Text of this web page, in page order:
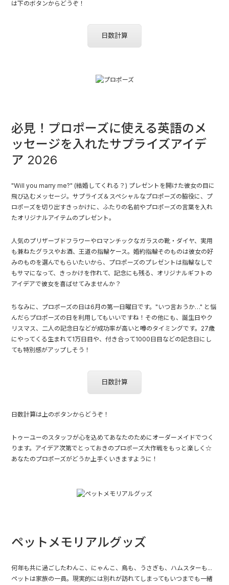
は下のボタンからどうぞ！
日数計算
必見！プロポーズに使える英語のメ
ッセージを入れたサプライズアイデ
ア 2026
"Will you marry me?" (結婚してくれる？) プレゼントを開けた彼女の目に
飛び込むメッセージ。サプライズ＆スペシャルなプロポーズの脇役に、プ
ロポーズを切り出すきっかけに、ふたりの名前やプロポーズの言葉を入れ
たオリジナルアイテムのプレゼント。
人気のプリザーブドフラワーやロマンチックなガラスの靴・ダイヤ、実用
も兼ねたグラスやお酒、王道の指輪ケース。婚約指輪そのものは彼女の好
みのものを選んでもらいたいから、プロポーズのプレゼントは指輪なしで
もサマになって、きっかけを作れて、記念にも残る、オリジナルギフトの
アイデアで彼女を喜ばせてみませんか？
ちなみに、プロポーズの日は6月の第一日曜日です。"いつ言おうか…" と悩
んだらプロポーズの日を利用してもいいですね！その他にも、誕生日やク
リスマス、二人の記念日などが成功率が高いと噂のタイミングです。27歳
にやってくる 生まれて1万日目や、付き合って1000日目などの記念日にし
ても特別感がアップしそう！
日数計算
日数計算は上のボタンからどうぞ！
トゥーユーのスタッフが心を込めてあなたのためにオーダーメイドでつく
ります。アイデア次第でとっておきのプロポーズ大作戦をもっと楽しく☆
あなたのプロポーズがどうか上手くいきますように！
ペットメモリアルグッズ
何年も共に過ごしたわんこ、にゃんこ、鳥も、うさぎも、ハムスターも...
ペットは家族の一員。現実的には別れが訪れてしまってもいつまでも一緒